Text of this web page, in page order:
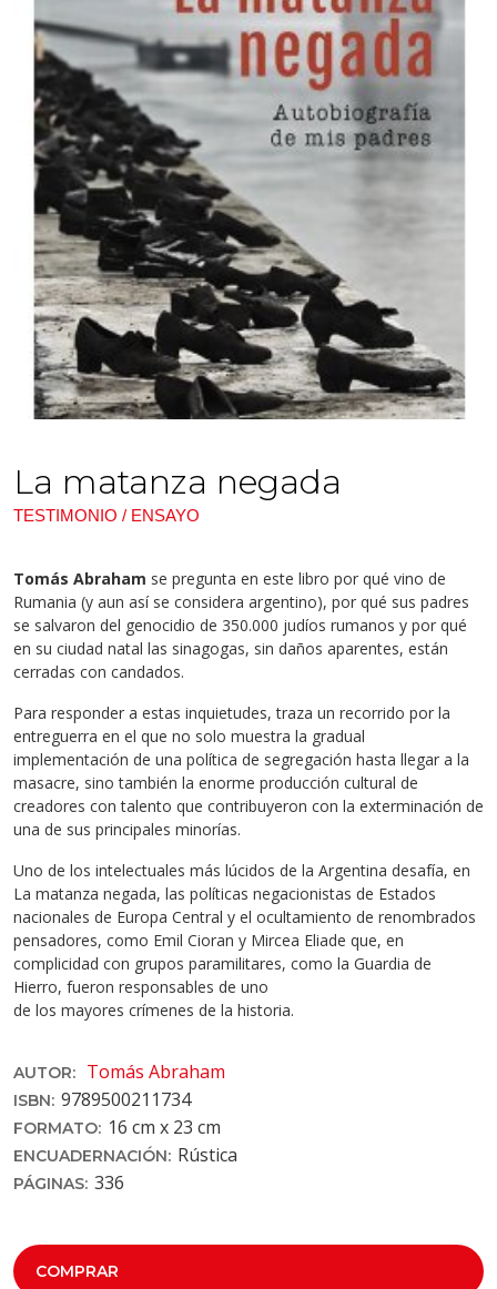
La matanza negada
TESTIMONIO / ENSAYO
Tomás Abraham se pregunta en este libro por qué vino de
Rumania (y aun así se considera argentino), por qué sus padres
se salvaron del genocidio de 350.000 judíos rumanos y por qué
en su ciudad natal las sinagogas, sin daños aparentes, están
cerradas con candados.
Para responder a estas inquietudes, traza un recorrido por la
entreguerra en el que no solo muestra la gradual
implementación de una política de segregación hasta llegar a la
masacre, sino también la enorme producción cultural de
creadores con talento que contribuyeron con la exterminación de
una de sus principales minorías.
Uno de los intelectuales más lúcidos de la Argentina desafía, en
La matanza negada, las políticas negacionistas de Estados
nacionales de Europa Central y el ocultamiento de renombrados
pensadores, como Emil Cioran y Mircea Eliade que, en
complicidad con grupos paramilitares, como la Guardia de
Hierro, fueron responsables de uno
de los mayores crímenes de la historia.
AUTOR: Tomás Abraham
ISBN: 9789500211734
FORMATO: 16 cm x 23 cm
ENCUADERNACIÓN: Rústica
PÁGINAS: 336
COMPRAR